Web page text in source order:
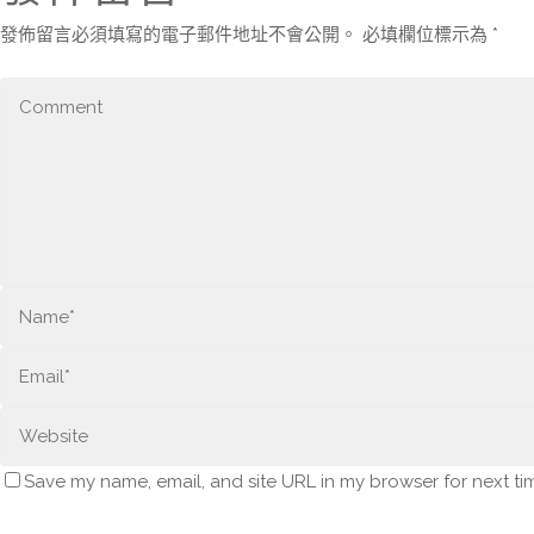
發佈留言必須填寫的電子郵件地址不會公開。 必填欄位標示為 *
Save my name, email, and site URL in my browser for next